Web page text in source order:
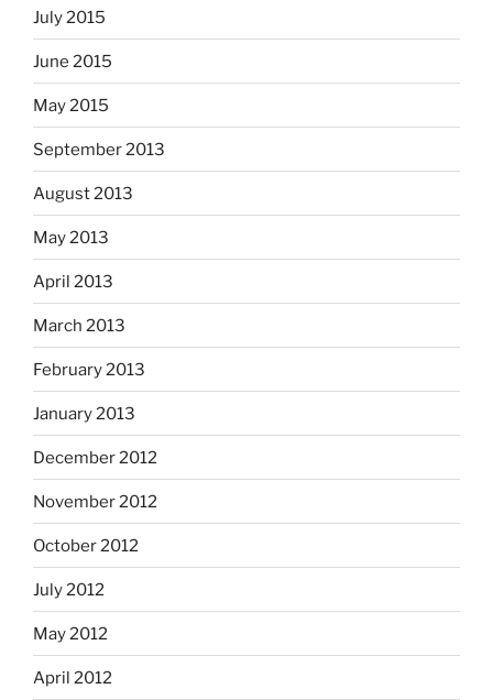
July 2015
June 2015
May 2015
September 2013
August 2013
May 2013
April 2013
March 2013
February 2013
January 2013
December 2012
November 2012
October 2012
July 2012
May 2012
April 2012